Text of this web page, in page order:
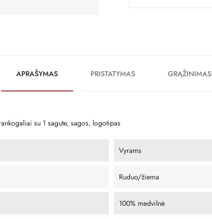
APRAŠYMAS PRISTATYMAS GRĄŽINIMAS
su 1 sagute, sagos, logotipas
Vyrams
Ruduo/žiema
100% medvilnė